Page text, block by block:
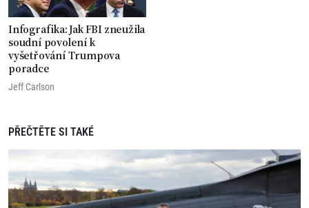
Infografika: Jak FBI zneužila
soudní povolení k
vyšetřování Trumpova
poradce
Jeff Carlson
PŘEČTĚTE SI TAKÉ